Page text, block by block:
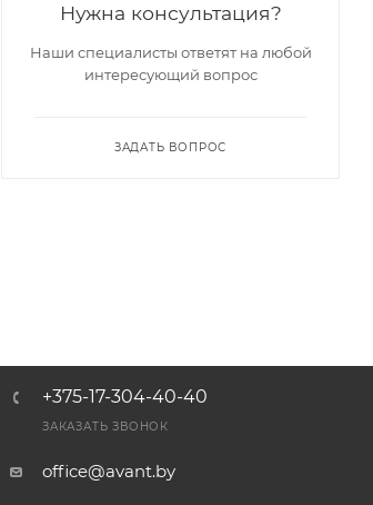
Нужна консультация?
Наши специалисты ответят на любой
интересующий вопрос
ЗАДАТЬ ВОПРОС
+375-17-304-40-40
ЗАКАЗАТЬ ЗВОНОК
office@avant.by